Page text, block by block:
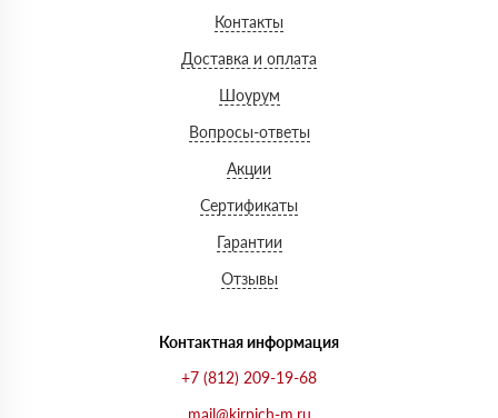
Контакты
Доставка и оплата
Шоурум
Вопросы-ответы
Акции
Сертификаты
Гарантии
Отзывы
Контактная информация
+7 (812) 209-19-68